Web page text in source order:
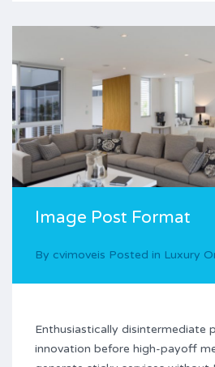
Image Post Format
By cvimoveis Posted in Luxury
Enthusiastically disintermediate
innovation before high-payoff